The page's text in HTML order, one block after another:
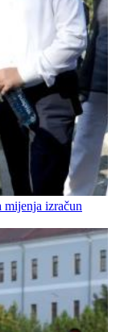
mijenja izračun